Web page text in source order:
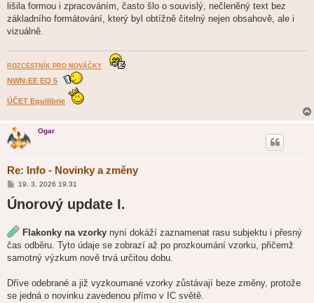
lišila formou i zpracováním, často šlo o souvislý, nečleněný text bez
základního formátování, který byl obtížně čitelný nejen obsahově, ale i
vizuálně.
ROZCESTNÍK PRO NOVÁČKY
NWN:EE EQ 5
ÚČET Equilibrie
Ogar
Re: Info - Novinky a změny
P
í
s
ě
v
e
k
19. 3. 2026 19.31
Únorový update I.
Flakonky na vzorky nyní dokáží zaznamenat rasu subjektu i přesný
čas odběru. Tyto údaje se zobrazí až po prozkoumání vzorku, přičemž
samotný výzkum nově trvá určitou dobu.
Dříve odebrané a již vyzkoumané vzorky zůstávají beze změny, protože
se jedná o novinku zavedenou přímo v IC světě.